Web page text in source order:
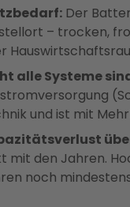
Der
– trocken,
alle Systeme
und ist mit
mit den Jahren.
noch